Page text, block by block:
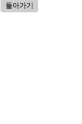
돌아가기